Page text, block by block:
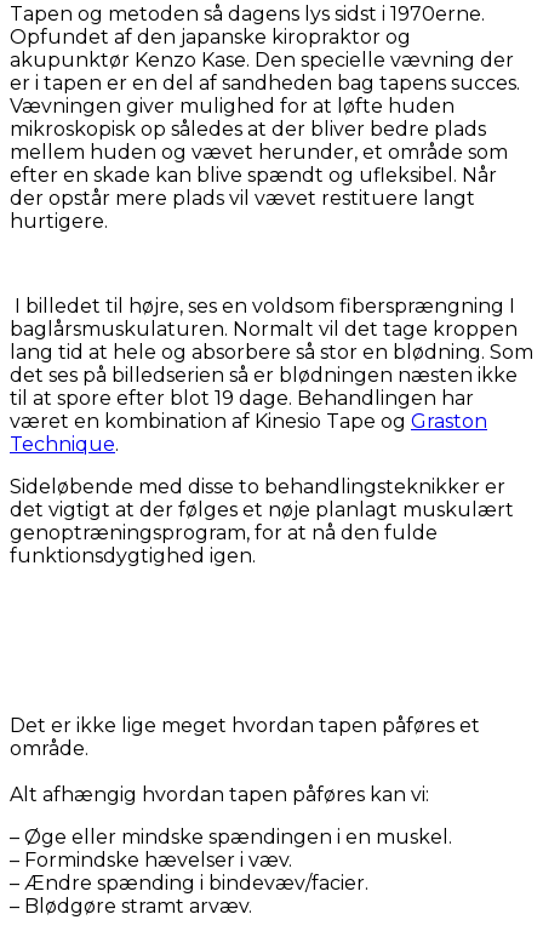
Tapen og metoden så dagens lys sidst i 1970erne.
Opfundet af den japanske kiropraktor og
akupunktør Kenzo Kase. Den specielle vævning der
er i tapen er en del af sandheden bag tapens succes.
Vævningen giver mulighed for at løfte huden
mikroskopisk op således at der bliver bedre plads
mellem huden og vævet herunder, et område som
efter en skade kan blive spændt og ufleksibel. Når
der opstår mere plads vil vævet restituere langt
hurtigere.
I billedet til højre, ses en voldsom fibersprængning I
baglårsmuskulaturen. Normalt vil det tage kroppen
lang tid at hele og absorbere så stor en blødning. Som
det ses på billedserien så er blødningen næsten ikke
til at spore efter blot 19 dage. Behandlingen har
været en kombination af Kinesio Tape og Graston
Technique.
Sideløbende med disse to behandlingsteknikker er
det vigtigt at der følges et nøje planlagt muskulært
genoptræningsprogram, for at nå den fulde
funktionsdygtighed igen.
Det er ikke lige meget hvordan tapen påføres et
område.
Alt afhængig hvordan tapen påføres kan vi:
– Øge eller mindske spændingen i en muskel.
– Formindske hævelser i væv.
– Ændre spænding i bindevæv/facier.
– Blødgøre stramt arvæv.